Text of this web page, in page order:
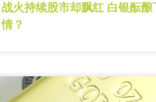
战火持续股市却飘红 白银酝酿
情？